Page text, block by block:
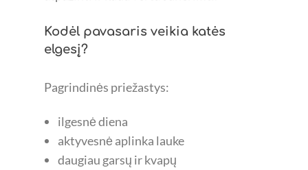
Kodėl pavasaris veikia katės
elgesį?
Pagrindinės priežastys:
ilgesnė diena
aktyvesnė aplinka lauke
daugiau garsų ir kvapų